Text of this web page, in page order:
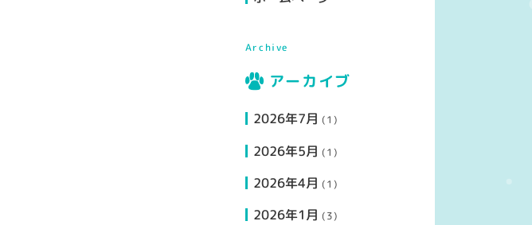
Archive
アーカイブ
2026年7月 (1)
2026年5月 (1)
2026年4月 (1)
2026年1月 (3)